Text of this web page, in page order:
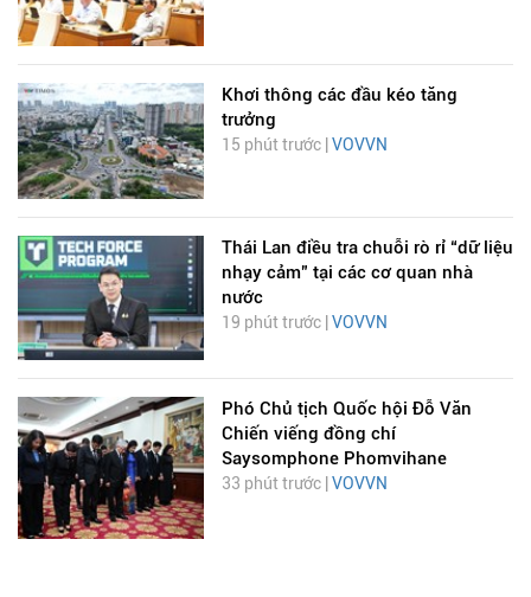
Khơi thông các đầu kéo tăng
trưởng
15 phút trước | VOVVN
Thái Lan điều tra chuỗi rò rỉ “dữ liệu
nhạy cảm” tại các cơ quan nhà
nước
19 phút trước | VOVVN
Phó Chủ tịch Quốc hội Đỗ Văn
Chiến viếng đồng chí
Saysomphone Phomvihane
33 phút trước | VOVVN